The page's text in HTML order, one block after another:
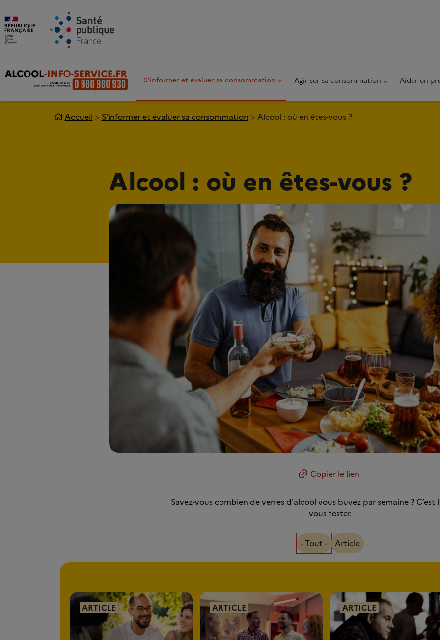
S'informer et évaluer sa consommation Agir sur sa consommation Aider un
Accueil S'informer et évaluer sa consommation Alcool : où en êtes-vous ?
Alcool : où en êtes-vous ?
Copier le lien
Savez-vous combien de verres d'alcool vous buvez par semaine ?
vous tester.
- Tout - Article
ARTICLE ARTICLE ARTICLE